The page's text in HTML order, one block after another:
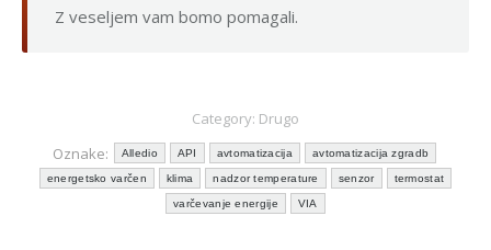
Z veseljem vam bomo pomagali.
Category: Drugo
Oznake:
Alledio API avtomatizacija avtomatizacija zgradb
energetsko varčen klima nadzor temperature senzor termostat
varčevanje energije VIA